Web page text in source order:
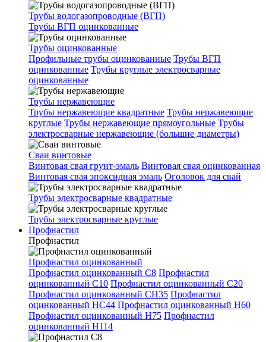
Трубы водогазопроводные (ВГП)
Трубы ВГП оцинкованные
Трубы оцинкованные
Профильные трубы оцинкованные Трубы ВГП
оцинкованные Трубы круглые электросварные
оцинкованные
Трубы нержавеющие
Трубы нержавеющие квадратные Трубы нержавеющие
круглые Трубы нержавеющие прямоугольные Трубы
электросварные нержавеющие (большие диаметры)
Сваи винтовые
Винтовая свая грунт-эмаль Винтовая свая оцинкованная
Винтовая свая эпоксидная эмаль Оголовок для свай
Трубы электросварные квадратные
Трубы электросварные круглые
Профнастил
Профнастил
Профнастил оцинкованный
Профнастил оцинкованный С8 Профнастил
оцинкованный С10 Профнастил оцинкованный С20
Профнастил оцинкованный СН35 Профнастил
оцинкованный НС44 Профнастил оцинкованный Н60
Профнастил оцинкованный Н75 Профнастил
оцинкованный Н114